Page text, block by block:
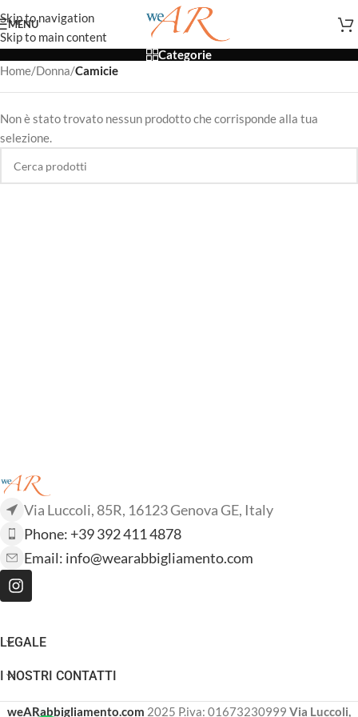
Skip to navigation
Skip to main content
MENU
Categorie
Home/Donna/Camicie
Non è stato trovato nessun prodotto che corrisponde alla tua
selezione.
Via Luccoli, 85R, 16123 Genova GE, Italy
Phone: +39 392 411 4878
Email: info@wearabbigliamento.com
LEGALE
I NOSTRI CONTATTI
weARabbigliamento.com 2025 P.iva: 01673230999 Via Luccoli,